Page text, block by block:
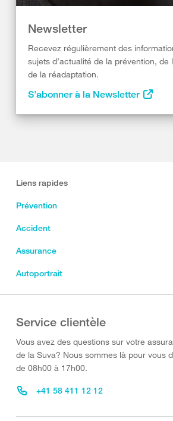
Newsletter
Recevez régulièrement des
sujets d’actualité de la prévention, de
de la réadaptation.
S’abonner à la Newsletter
Liens rapides
Prévention
Accident
Assurance
Autoportrait
Service clientèle
Vous avez des questions sur votre
de la Suva? Nous sommes là pour vous
de 08h00 à 17h00.
+41 58 411 12 12